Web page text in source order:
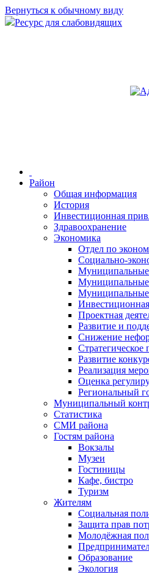
Вернуться к обычному виду
Ресурс для слабовидящих
Район
Общая информация
История
Инвестиционная
Здравоохранение
Экономика
Отдел по
Социально-
Муниципальные
Муниципальные
Инвестиционная
Проектная
Развитие и
Снижение
Стратегическое
Развитие
Реализация
Оценка
Региональный
Муниципальный
Статистика
СМИ района
Гостям района
Вокзалы
Музеи
Гостиницы
Кафе, бистро
Туризм
Жителям
Социальная
Защита прав
Молодёжная
Образование
Экология